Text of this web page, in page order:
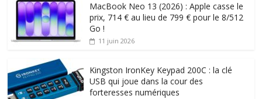
MacBook Neo 13 (2026) : Apple casse le
prix, 714 € au lieu de 799 € pour le 8/512
Go !
11 juin 2026
Kingston IronKey Keypad 200C : la clé
USB qui joue dans la cour des
forteresses numériques